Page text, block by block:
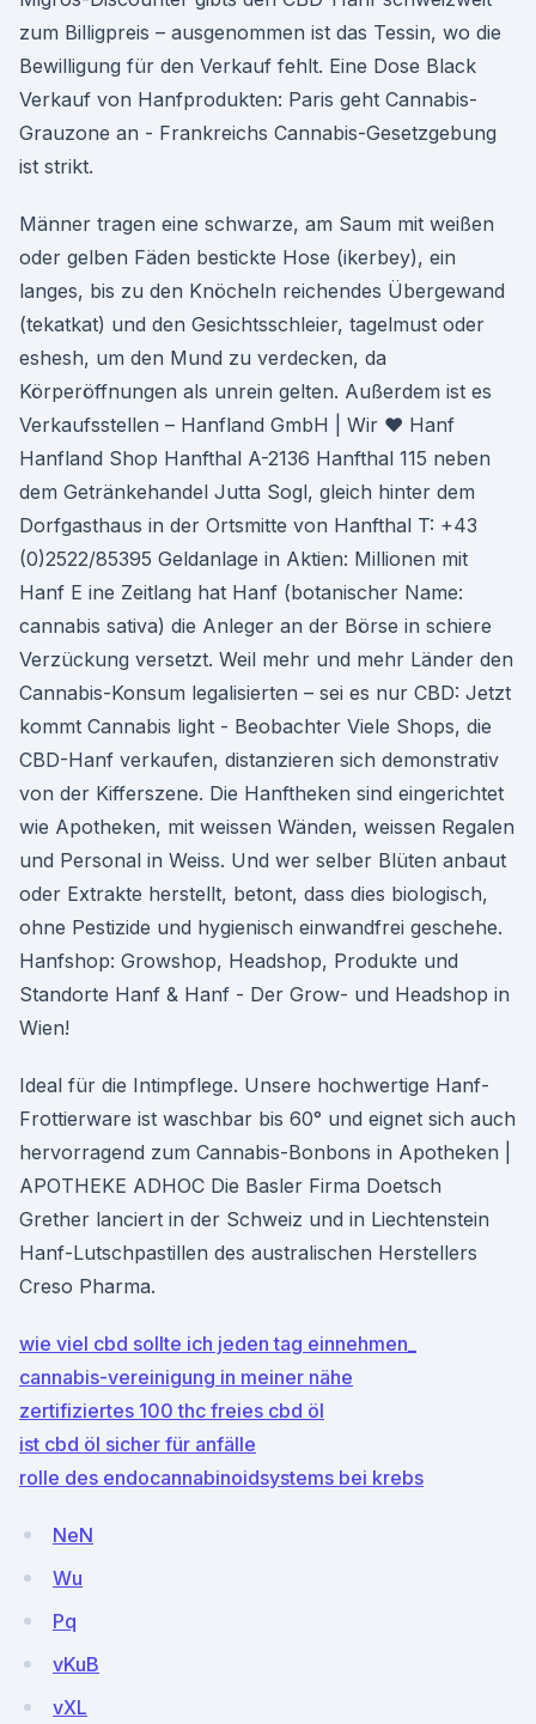
zum Billigpreis – ausgenommen ist das Tessin, wo die
Bewilligung für den Verkauf fehlt. Eine Dose Black
Verkauf von Hanfprodukten: Paris geht Cannabis-
Grauzone an - Frankreichs Cannabis-Gesetzgebung
ist strikt.
Männer tragen eine schwarze, am Saum mit weißen
oder gelben Fäden bestickte Hose (ikerbey), ein
langes, bis zu den Knöcheln reichendes Übergewand
(tekatkat) und den Gesichtsschleier, tagelmust oder
eshesh, um den Mund zu verdecken, da
Körperöffnungen als unrein gelten. Außerdem ist es
Verkaufsstellen – Hanfland GmbH | Wir ♥ Hanf
Hanfland Shop Hanfthal A-2136 Hanfthal 115 neben
dem Getränkehandel Jutta Sogl, gleich hinter dem
Dorfgasthaus in der Ortsmitte von Hanfthal T: +43
(0)2522/85395 Geldanlage in Aktien: Millionen mit
Hanf E ine Zeitlang hat Hanf (botanischer Name:
cannabis sativa) die Anleger an der Börse in schiere
Verzückung versetzt. Weil mehr und mehr Länder den
Cannabis-Konsum legalisierten – sei es nur CBD: Jetzt
kommt Cannabis light - Beobachter Viele Shops, die
CBD-Hanf verkaufen, distanzieren sich demonstrativ
von der Kifferszene. Die Hanftheken sind eingerichtet
wie Apotheken, mit weissen Wänden, weissen Regalen
und Personal in Weiss. Und wer selber Blüten anbaut
oder Extrakte herstellt, betont, dass dies biologisch,
ohne Pestizide und hygienisch einwandfrei geschehe.
Hanfshop: Growshop, Headshop, Produkte und
Standorte Hanf & Hanf - Der Grow- und Headshop in
Wien!
Ideal für die Intimpflege. Unsere hochwertige Hanf-
Frottierware ist waschbar bis 60° und eignet sich auch
hervorragend zum Cannabis-Bonbons in Apotheken |
APOTHEKE ADHOC Die Basler Firma Doetsch
Grether lanciert in der Schweiz und in Liechtenstein
Hanf-Lutschpastillen des australischen Herstellers
Creso Pharma.
wie viel cbd sollte ich jeden tag einnehmen_
cannabis-vereinigung in meiner nähe
zertifiziertes 100 thc freies cbd öl
ist cbd öl sicher für anfälle
rolle des endocannabinoidsystems bei krebs
NeN
Wu
Pq
vKuB
vXL